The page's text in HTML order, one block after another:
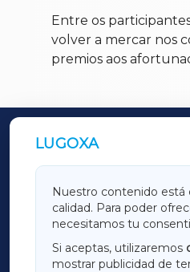
Entre os
volver a mercar nos
premios aos
LUGOXA
Nuestro contenido está
calidad. Para poder
necesitamos tu
Si aceptas, utilizaremos
mostrar publicidad de
OUTROS
GALICIAXA
AMARIÑAXA
OURENSEXA